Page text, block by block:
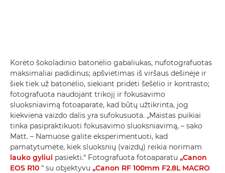
Korėto šokoladinio batonėlio gabaliukas, nufotografuotas
maksimaliai padidinus; apšvietimas iš viršaus dešinėje ir
šiek tiek už batonėlio, siekiant pridėti šešėlio ir kontrasto;
fotografuota naudojant trikojį ir fokusavimo
sluoksniavimą fotoaparate, kad būtų užtikrinta, jog
kiekviena vaizdo dalis yra sufokusuota. „Maistas puikiai
tinka pasipraktikuoti fokusavimo sluoksniavimą, – sako
Matt. – Namuose galite eksperimentuoti, kad
pamatytumėte, kiek sluoksnių (vaizdų) reikia norimam
lauko gyliui pasiekti.“ Fotografuota fotoaparatu „Canon
EOS R10 “ su objektyvu „Canon RF 100mm F2.8L MACRO